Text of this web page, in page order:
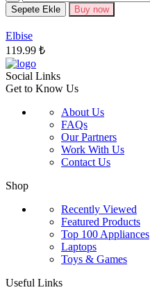
Seçenekler
Sepete Ekle Buy now
Elbise
119.99 ₺
Social Links
Get to Know Us
About Us
FAQs
Our Partners
Work With Us
Contact Us
Shop
Recently Viewed
Featured Products
Top 100 Appliances
Laptops
Toys & Games
Useful Links